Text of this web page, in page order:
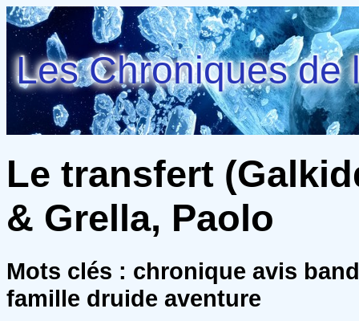
Les Chroniques de
Le transfert
& Grella, Paolo
Mots clés : chronique avis
famille druide aventure